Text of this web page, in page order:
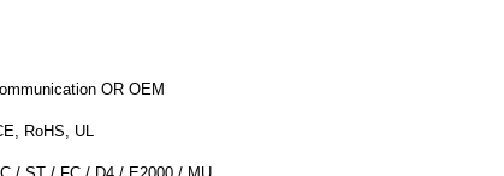
OR OEM
RoHS, UL